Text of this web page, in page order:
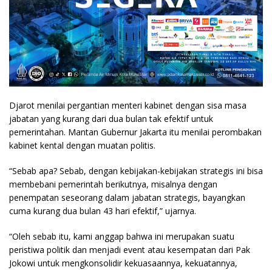
Djarot menilai pergantian menteri kabinet dengan sisa masa
jabatan yang kurang dari dua bulan tak efektif untuk
pemerintahan. Mantan Gubernur Jakarta itu menilai perombakan
kabinet kental dengan muatan politis.
“Sebab apa? Sebab, dengan kebijakan-kebijakan strategis ini bisa
membebani pemerintah berikutnya, misalnya dengan
penempatan seseorang dalam jabatan strategis, bayangkan
cuma kurang dua bulan 43 hari efektif,” ujarnya.
“Oleh sebab itu, kami anggap bahwa ini merupakan suatu
peristiwa politik dan menjadi event atau kesempatan dari Pak
Jokowi untuk mengkonsolidir kekuasaannya, kekuatannya,